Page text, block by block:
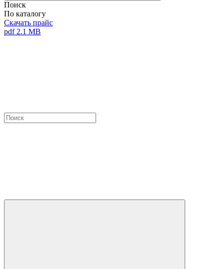
Поиск
По каталогу
Скачать прайс
pdf 2.1 MB